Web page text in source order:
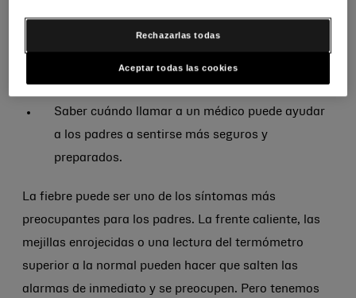
Children’s Tylenol® (paracetamol), para niños,
reducir la fiebre cuando se usa según las
Saber cuándo llamar a un médico puede ayudar
a los padres a sentirse más seguros y
preparados.
La fiebre puede ser uno de los síntomas más
preocupantes para los padres. La frente caliente, las
mejillas enrojecidas o una lectura del termómetro
superior a la normal pueden hacer que salten las
alarmas de inmediato y se preocupen. Pero tenemos
Rechazarlas todas
Aceptar todas las cookies